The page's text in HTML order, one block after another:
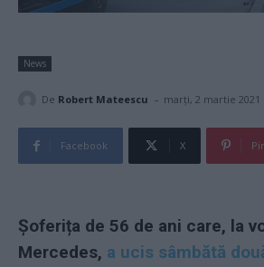
News
De Robert Mateescu - marți, 2 martie 2021
Facebook X
Șoferița de 56 de ani care, la
Mercedes, a ucis sâmbătă